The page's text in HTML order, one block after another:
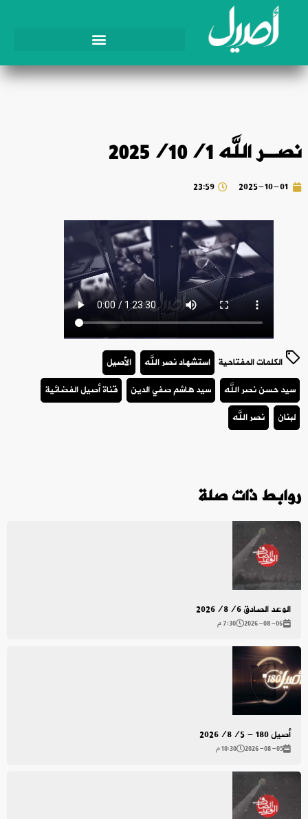
نصـر الله 2025/10/1
2025-10-01
23:59
الكلمات المفتاحية استشهاد نصر الله
الأصيل
سيد حسن نصر الله
سيد هاشم صفي الدين
قناة أصيل الفضائية
لبنان
نصر الله
روابط ذات صلة
الوعد الصادق 2026/8/6
2026-08-06 7:30 م
أصيل 180 - 2026/8/5
2026-08-05 10:30 م